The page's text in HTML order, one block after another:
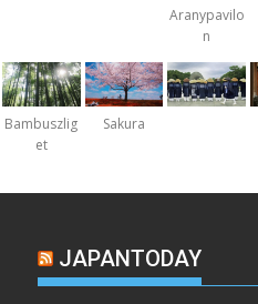
Aranypavilo
n
Bambuszlig
et
Sakura
JAPANTODAY